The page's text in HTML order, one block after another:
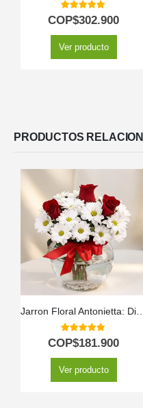
5.00out of 5
COP$302.900
Ver producto
PRODUCTOS
5.00out of 5
COP$181.900
Ver producto